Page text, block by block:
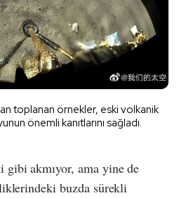
toplanan örnekler, eski volkanik
önemli kanıtlarını sağladı.
gibi akmıyor, ama yine de
buzda sürekli